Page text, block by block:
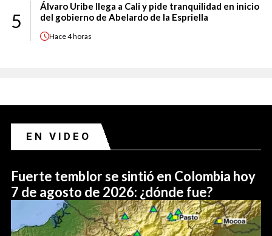
5
Álvaro Uribe llega a Cali y pide tranquilidad en inicio
del gobierno de Abelardo de la Espriella
Hace4 horas
EN VIDEO
Fuerte temblor se sintió en Colombia hoy
7 de agosto de 2026: ¿dónde fue?